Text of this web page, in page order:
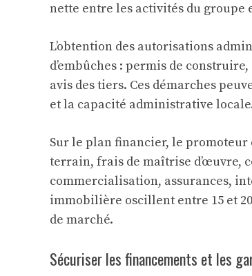
nette entre les activités du groupe
L’obtention des autorisations
d’embûches : permis de
avis des tiers. Ces démarches
et la capacité administrative
Sur le plan financier, le
terrain, frais de maîtrise d’œuvre,
commercialisation, assurances,
immobilière oscillent entre 15 et
de marché.
Sécuriser les financements et les